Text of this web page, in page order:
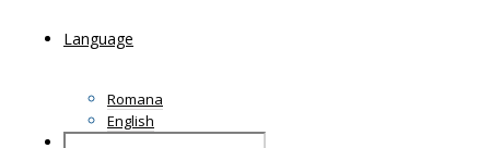
Language
Romana
English